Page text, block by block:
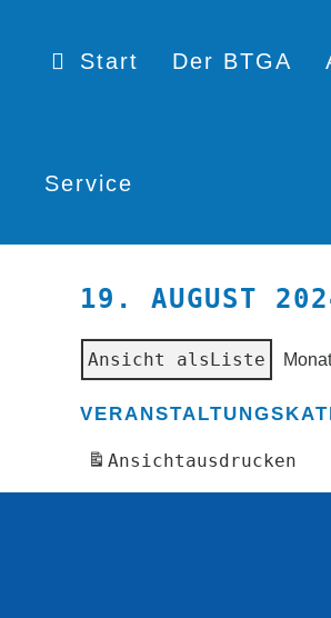
Start Der BTGA
Service
19. AUGUST
Ansicht alsListe Monat
Ansichtausdrucken